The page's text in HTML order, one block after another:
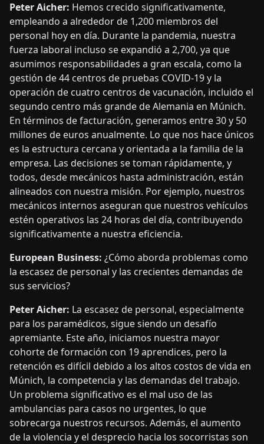
Peter Aicher: Hemos crecido significativamente,
empleando a alrededor de 1,200 miembros del
personal hoy en día. Durante la pandemia, nuestra
fuerza laboral incluso se expandió a 2,700, ya que
asumimos responsabilidades a gran escala, como la
gestión de 44 centros de pruebas COVID-19 y la
operación de cuatro centros de vacunación, incluido el
segundo centro más grande de Alemania en Múnich.
En términos de facturación, generamos entre 30 y 50
millones de euros anualmente. Lo que nos hace únicos
es la estructura cercana y orientada a la familia de la
empresa. Las decisiones se toman rápidamente, y
todos, desde mecánicos hasta administración, están
alineados con nuestra misión. Por ejemplo, nuestros
mecánicos internos aseguran que nuestros vehículos
estén operativos las 24 horas del día, contribuyendo
significativamente a nuestra eficiencia.
European Business: ¿Cómo aborda problemas como
la escasez de personal y las crecientes demandas de
sus servicios?
Peter Aicher: La escasez de personal, especialmente
para los paramédicos, sigue siendo un desafío
apremiante. Este año, iniciamos nuestra mayor
cohorte de formación con 19 aprendices, pero la
retención es difícil debido a los altos costos de vida en
Múnich, la competencia y las demandas del trabajo.
Un problema significativo es el mal uso de las
ambulancias para casos no urgentes, lo que
sobrecarga nuestros recursos. Además, el aumento
de la violencia y el desprecio hacia los socorristas son